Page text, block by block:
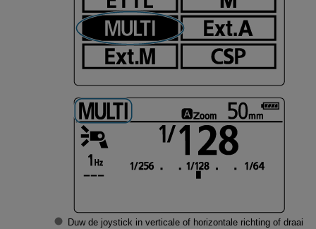
Duw de joystick in verticale of horizontale richting of draai